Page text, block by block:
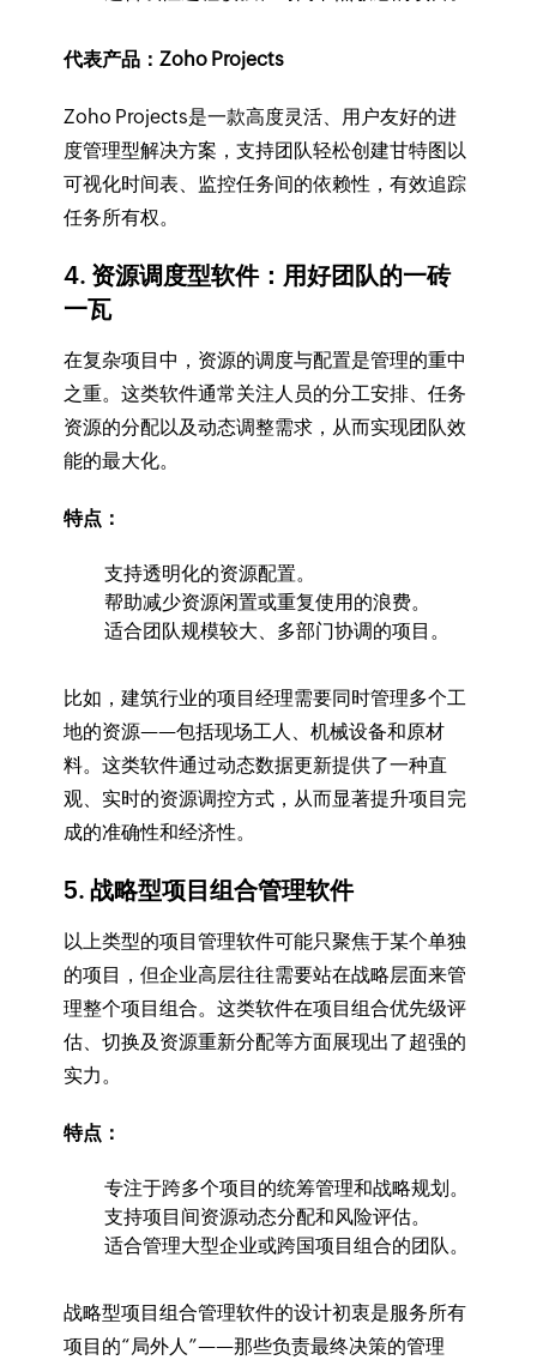
代表产品：Zoho Projects
Zoho Projects是一款高度灵活、用户友好的进
度管理型解决方案，支持团队轻松创建甘特图以
可视化时间表、监控任务间的依赖性，有效追踪
任务所有权。
4. 资源调度型软件：用好团队的一砖
一瓦
在复杂项目中，资源的调度与配置是管理的重中
之重。这类软件通常关注人员的分工安排、任务
资源的分配以及动态调整需求，从而实现团队效
能的最大化。
特点：
支持透明化的资源配置。
帮助减少资源闲置或重复使用的浪费。
适合团队规模较大、多部门协调的项目。
比如，建筑行业的项目经理需要同时管理多个工
地的资源——包括现场工人、机械设备和原材
料。这类软件通过动态数据更新提供了一种直
观、实时的资源调控方式，从而显著提升项目完
成的准确性和经济性。
5. 战略型项目组合管理软件
以上类型的项目管理软件可能只聚焦于某个单独
的项目，但企业高层往往需要站在战略层面来管
理整个项目组合。这类软件在项目组合优先级评
估、切换及资源重新分配等方面展现出了超强的
实力。
特点：
专注于跨多个项目的统筹管理和战略规划。
支持项目间资源动态分配和风险评估。
适合管理大型企业或跨国项目组合的团队。
战略型项目组合管理软件的设计初衷是服务所有
项目的“局外人”——那些负责最终决策的管理